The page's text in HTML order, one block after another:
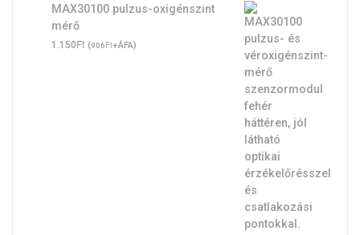
MAX30100 pulzus-oxigénszint
mérő
1.150Ft (906Ft+ÁFA)